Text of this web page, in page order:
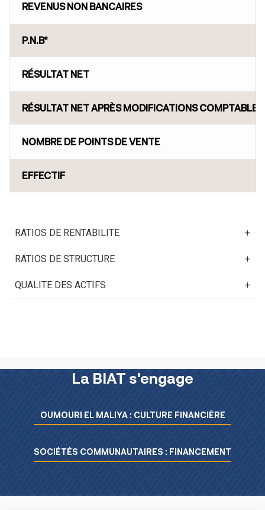
REVENUS NON BANCAIRES
P.N.B*
RÉSULTAT NET
RÉSULTAT NET APRÈS MODIFICATIONS COMPTABLES
NOMBRE DE POINTS DE VENTE
EFFECTIF
RATIOS DE RENTABILITE
RATIOS DE STRUCTURE
QUALITE DES ACTIFS
La BIAT s'engage
Menu L’essentiel de la BIAT
OUMOURI EL MALIYA : CULTURE FINANCIÈRE
SOCIÉTÉS COMMUNAUTAIRES : FINANCEMENT